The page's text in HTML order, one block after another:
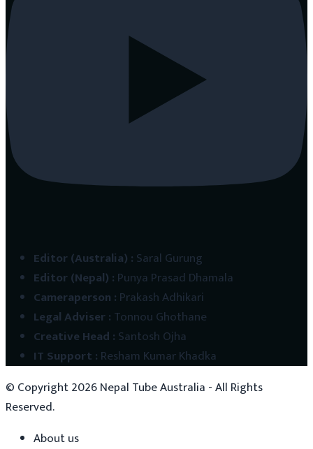
Editor (Australia) : Saral Gurung
Editor (Nepal) : Punya Prasad Dhamala
Cameraperson : Prakash Adhikari
Legal Adviser: Tonnou Ghothane
Creative Head : Santosh Ojha
IT Support : Resham Kumar Khadka
© Copyright2026Nepal Tube Australia - All Rights
Reserved.
About us